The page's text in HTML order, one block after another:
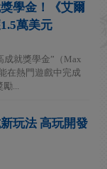
學金！《艾爾
萬美元
成就獎學金”（Max
在熱門遊戲中完成
...
玩法 高玩開發